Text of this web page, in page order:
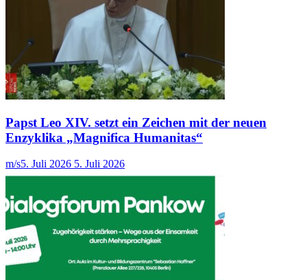
Papst Leo XIV. setzt ein Zeichen mit der neuen
Enzyklika „Magnifica Humanitas“
m/s5. Juli 2026 5. Juli 2026